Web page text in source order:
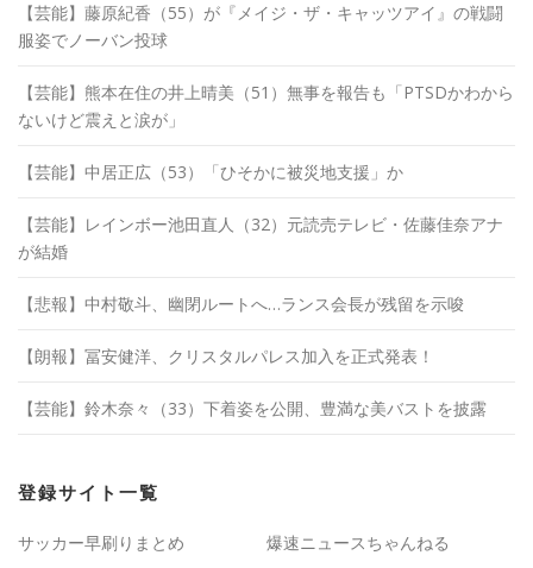
【芸能】藤原紀香（55）が『メイジ・ザ・キャッツアイ』の戦闘
服姿でノーバン投球
【芸能】熊本在住の井上晴美（51）無事を報告も「PTSDかわから
ないけど震えと涙が」
【芸能】中居正広（53）「ひそかに被災地支援」か
【芸能】レインボー池田直人（32）元読売テレビ・佐藤佳奈アナ
が結婚
【悲報】中村敬斗、幽閉ルートへ…ランス会長が残留を示唆
【朗報】冨安健洋、クリスタルパレス加入を正式発表！
【芸能】鈴木奈々（33）下着姿を公開、豊満な美バストを披露
登録サイト一覧
サッカー早刷りまとめ 爆速ニュースちゃんねる